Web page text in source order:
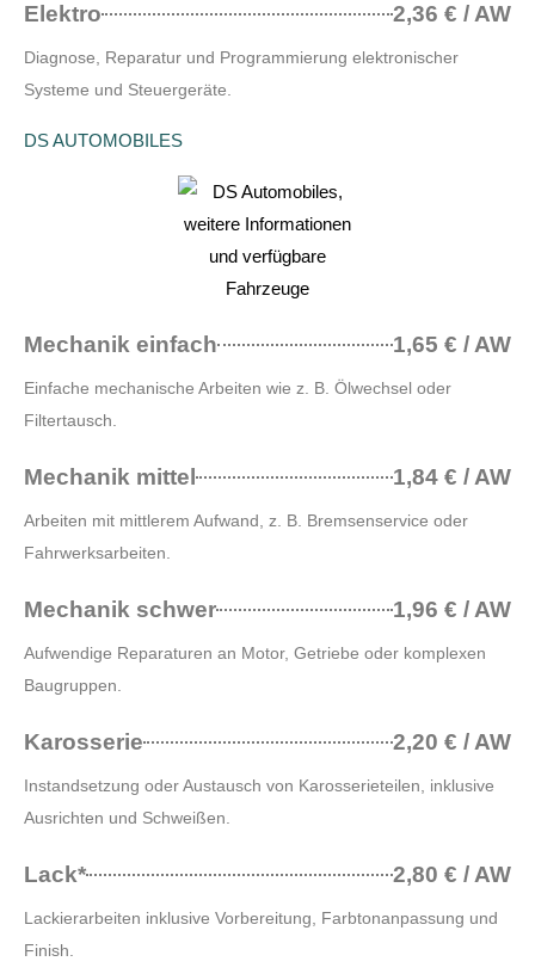
Elektro 2,36 € / AW
Diagnose, Reparatur und Programmierung elektronischer
Systeme und Steuergeräte.
DS AUTOMOBILES
Mechanik einfach 1,65 € / AW
Einfache mechanische Arbeiten wie z. B. Ölwechsel oder
Filtertausch.
Mechanik mittel 1,84 € / AW
Arbeiten mit mittlerem Aufwand, z. B. Bremsenservice oder
Fahrwerksarbeiten.
Mechanik schwer 1,96 € / AW
Aufwendige Reparaturen an Motor, Getriebe oder komplexen
Baugruppen.
Karosserie 2,20 € / AW
Instandsetzung oder Austausch von Karosserieteilen, inklusive
Ausrichten und Schweißen.
Lack* 2,80 € / AW
Lackierarbeiten inklusive Vorbereitung, Farbtonanpassung und
Finish.